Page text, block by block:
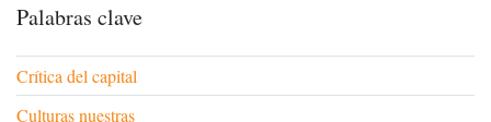
Palabras clave
Crítica del capital
Culturas nuestras